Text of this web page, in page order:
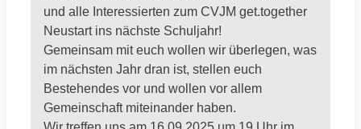
und alle Interessierten zum CVJM get.together
Neustart ins nächste Schuljahr!
Gemeinsam mit euch wollen wir überlegen, was
im nächsten Jahr dran ist, stellen euch
Bestehendes vor und wollen vor allem
Gemeinschaft miteinander haben.